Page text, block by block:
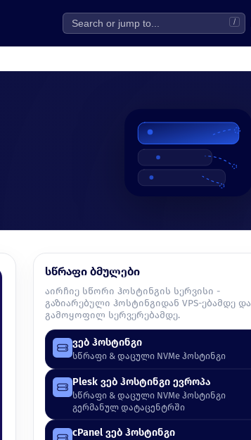
/
სწრაფი ბმულები
აირჩიე სწორი ჰოსტინგის სერვისი -
გაზიარებული ჰოსტინგიდან VPS-ებამდე და
გამოყოფილ სერვერებამდე.
ვებ ჰოსტინგი
სწრაფი & დაცული NVMe ჰოსტინგი
Plesk ვებ ჰოსტინგი ევროპა
სწრაფი & დაცული NVMe ჰოსტინგი
გერმანულ დატაცენტრში
cPanel ვებ ჰოსტინგი